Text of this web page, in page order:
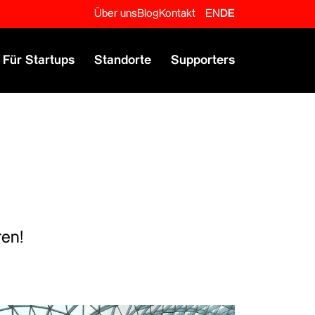
Über unsBlog Kontakt EN DE
Für Startups Standorte Supporters